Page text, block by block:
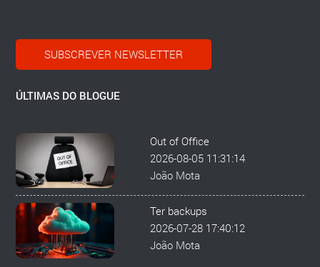
SUBSCREVER NEWSLETTER
ÚLTIMAS DO BLOGUE
Out of Office
2026-08-05 11:31:14
João Mota
Ter backups
2026-07-28 17:40:12
João Mota